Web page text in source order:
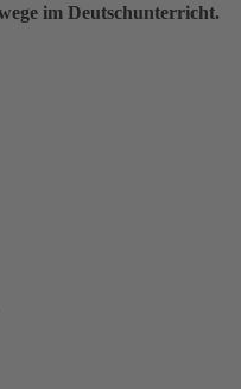
im Deutschunterricht.